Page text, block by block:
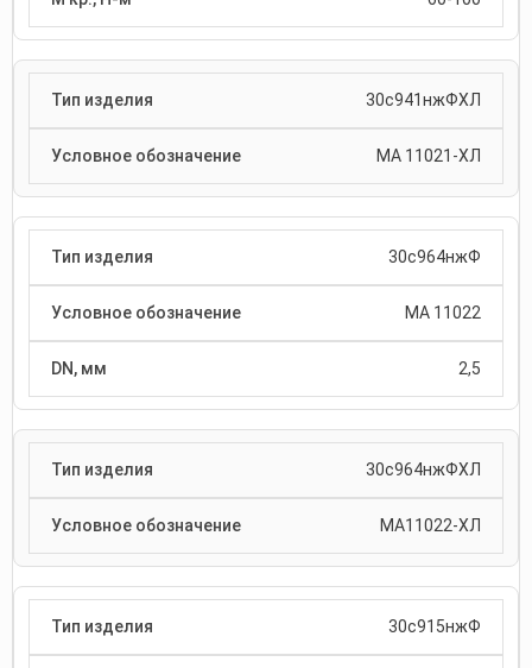
30с941нжФХЛ
МА 11021-ХЛ
30с964нжФ
МА 11022
2,5
30с964нжФХЛ
МА11022-ХЛ
30с915нжФ